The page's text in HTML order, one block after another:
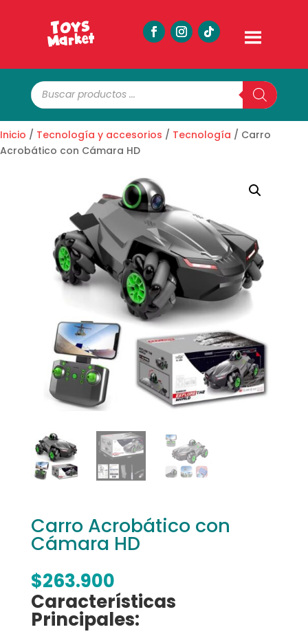
Búsqueda
de
productos
Inicio / Tecnología y accesorios / Tecnología / Carro
Acrobático con Cámara HD
Carro Acrobático con
Cámara HD
$263.900
Características
Principales: